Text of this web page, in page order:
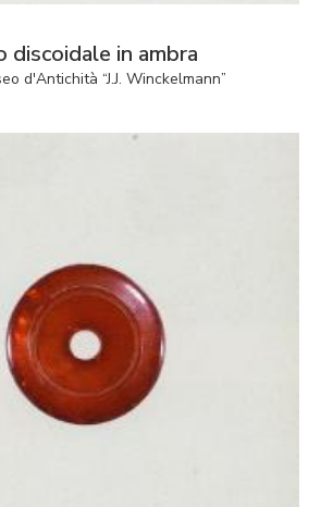
discoidale in ambra
d'Antichità “J.J. Winckelmann”